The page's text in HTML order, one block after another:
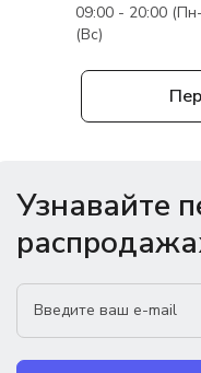
09:00 - 20:00
(Вс)
Узнавайте